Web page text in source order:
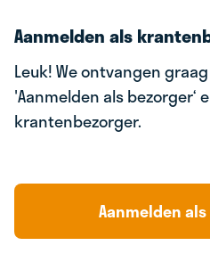
Aanmelden als
Leuk! We ontvangen
'Aanmelden als bezorger‘
krantenbezorger.
Aanmelden